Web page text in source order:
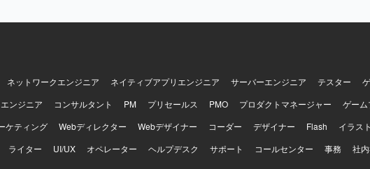
ため、アーキテクト志向やテックリード志向の方にも適したポジションで
、HTML、JSP、DBとしてPostgreSQLなどを使用します。
ネットワークエンジニア ネイティブアプリエンジニア サーバーエンジニア テスター
ンジニア コンサルタント PM プリセールス PMO プロダクトマネージャー ゲーム
ケティング Webディレクター Webデザイナー コーダー デザイナー Flash イラス
ライター UI/UX オペレーター ヘルプデスク サポート コールセンター 事務 社